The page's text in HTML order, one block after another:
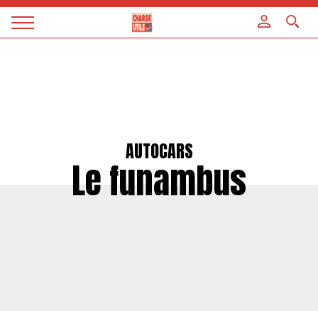
Magazine
AUTOCARS
Le funambus
Panneau de gestion des cookies